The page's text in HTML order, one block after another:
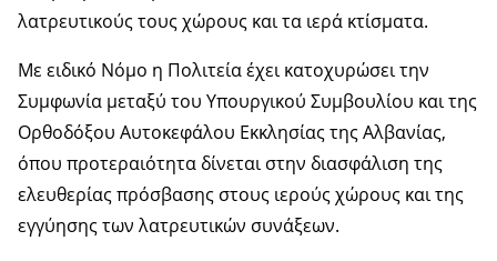
λατρευτικούς τους χώρους και τα ιερά κτίσματα.
Με ειδικό Νόμο η Πολιτεία έχει κατοχυρώσει την
Συμφωνία μεταξύ του Υπουργικού Συμβουλίου και της
Ορθοδόξου Αυτοκεφάλου Εκκλησίας της Αλβανίας,
όπου προτεραιότητα δίνεται στην διασφάλιση της
ελευθερίας πρόσβασης στους ιερούς χώρους και της
εγγύησης των λατρευτικών συνάξεων.